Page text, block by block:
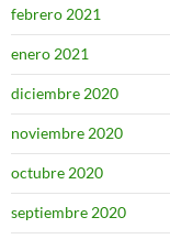
febrero 2021
enero 2021
diciembre 2020
noviembre 2020
octubre 2020
septiembre 2020